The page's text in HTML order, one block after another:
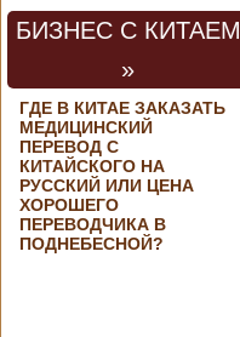
аэрокосмической
выставки Aero
Бангалоре в
Индии. Контракт
между Китаем и
Россией на
разработку,
Подробнее...
Опубликовано
21/02/2019 - 22:26
В Китае найден
древний
БИЗНЕС С КИТАЕМ
»
ГДЕ В КИТАЕ ЗАКАЗАТЬ
МЕДИЦИНСКИЙ
ПЕРЕВОД С
КИТАЙСКОГО НА
РУССКИЙ ИЛИ ЦЕНА
ХОРОШЕГО
ПЕРЕВОДЧИКА В
ПОДНЕБЕСНОЙ?